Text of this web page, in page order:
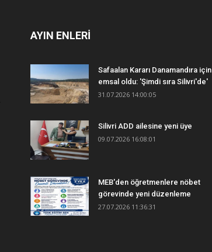
AYIN ENLERİ
Safaalan Kararı Danamandıra için
emsal oldu: 'Şimdi sıra Silivri'de'
31.07.2026 14:00:05
Silivri ADD ailesine yeni üye
09.07.2026 16:08:01
MEB'den öğretmenlere nöbet
görevinde yeni düzenleme
27.07.2026 11:36:31